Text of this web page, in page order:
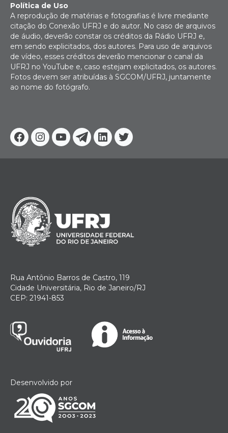
Facebook
Instagram
YoutubeTelegram
Linkedin
Twitter
Política de Uso
A reprodução de matérias e fotografias é livre mediante
citação do Conexão UFRJ e do autor. No caso de arquivos
de áudio, deverão constar os créditos da Rádio UFRJ e,
em sendo explicitados, dos autores. Para uso de arquivos
de vídeo, esses créditos deverão mencionar o canal da
UFRJ no YouTube e, caso estejam explicitados, os autores.
Fotos devem ser atribuídas à SGCOM/UFRJ, juntamente
ao nome do fotógrafo.
Rua Antônio Barros de Castro, 119
Cidade Universitária, Rio de Janeiro/RJ
CEP: 21941-853
Desenvolvido por